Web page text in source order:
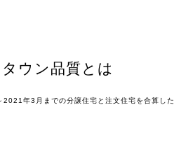
年3月までの分譲住宅と注文住宅を合算した